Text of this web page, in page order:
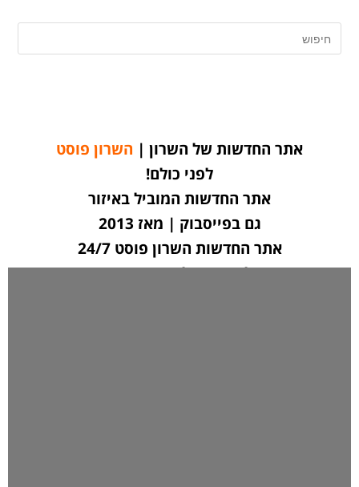
אתר החדשות של השרון | השרון פוסט
לפני כולם!
אתר החדשות המוביל באיזור
גם בפייסבוק | מאז 2013
אתר החדשות השרון פוסט 24/7
לחצו כאן ליצירת קשר